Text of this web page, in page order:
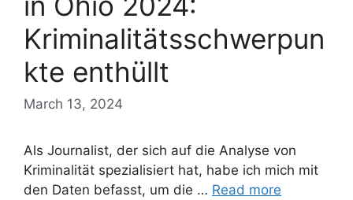
Kriminalitätsschwerpun
kte enthüllt
March 13, 2024
Als Journalist, der sich auf die Analyse von
Kriminalität spezialisiert hat, habe ich mich mit
den Daten befasst, um die … Read more